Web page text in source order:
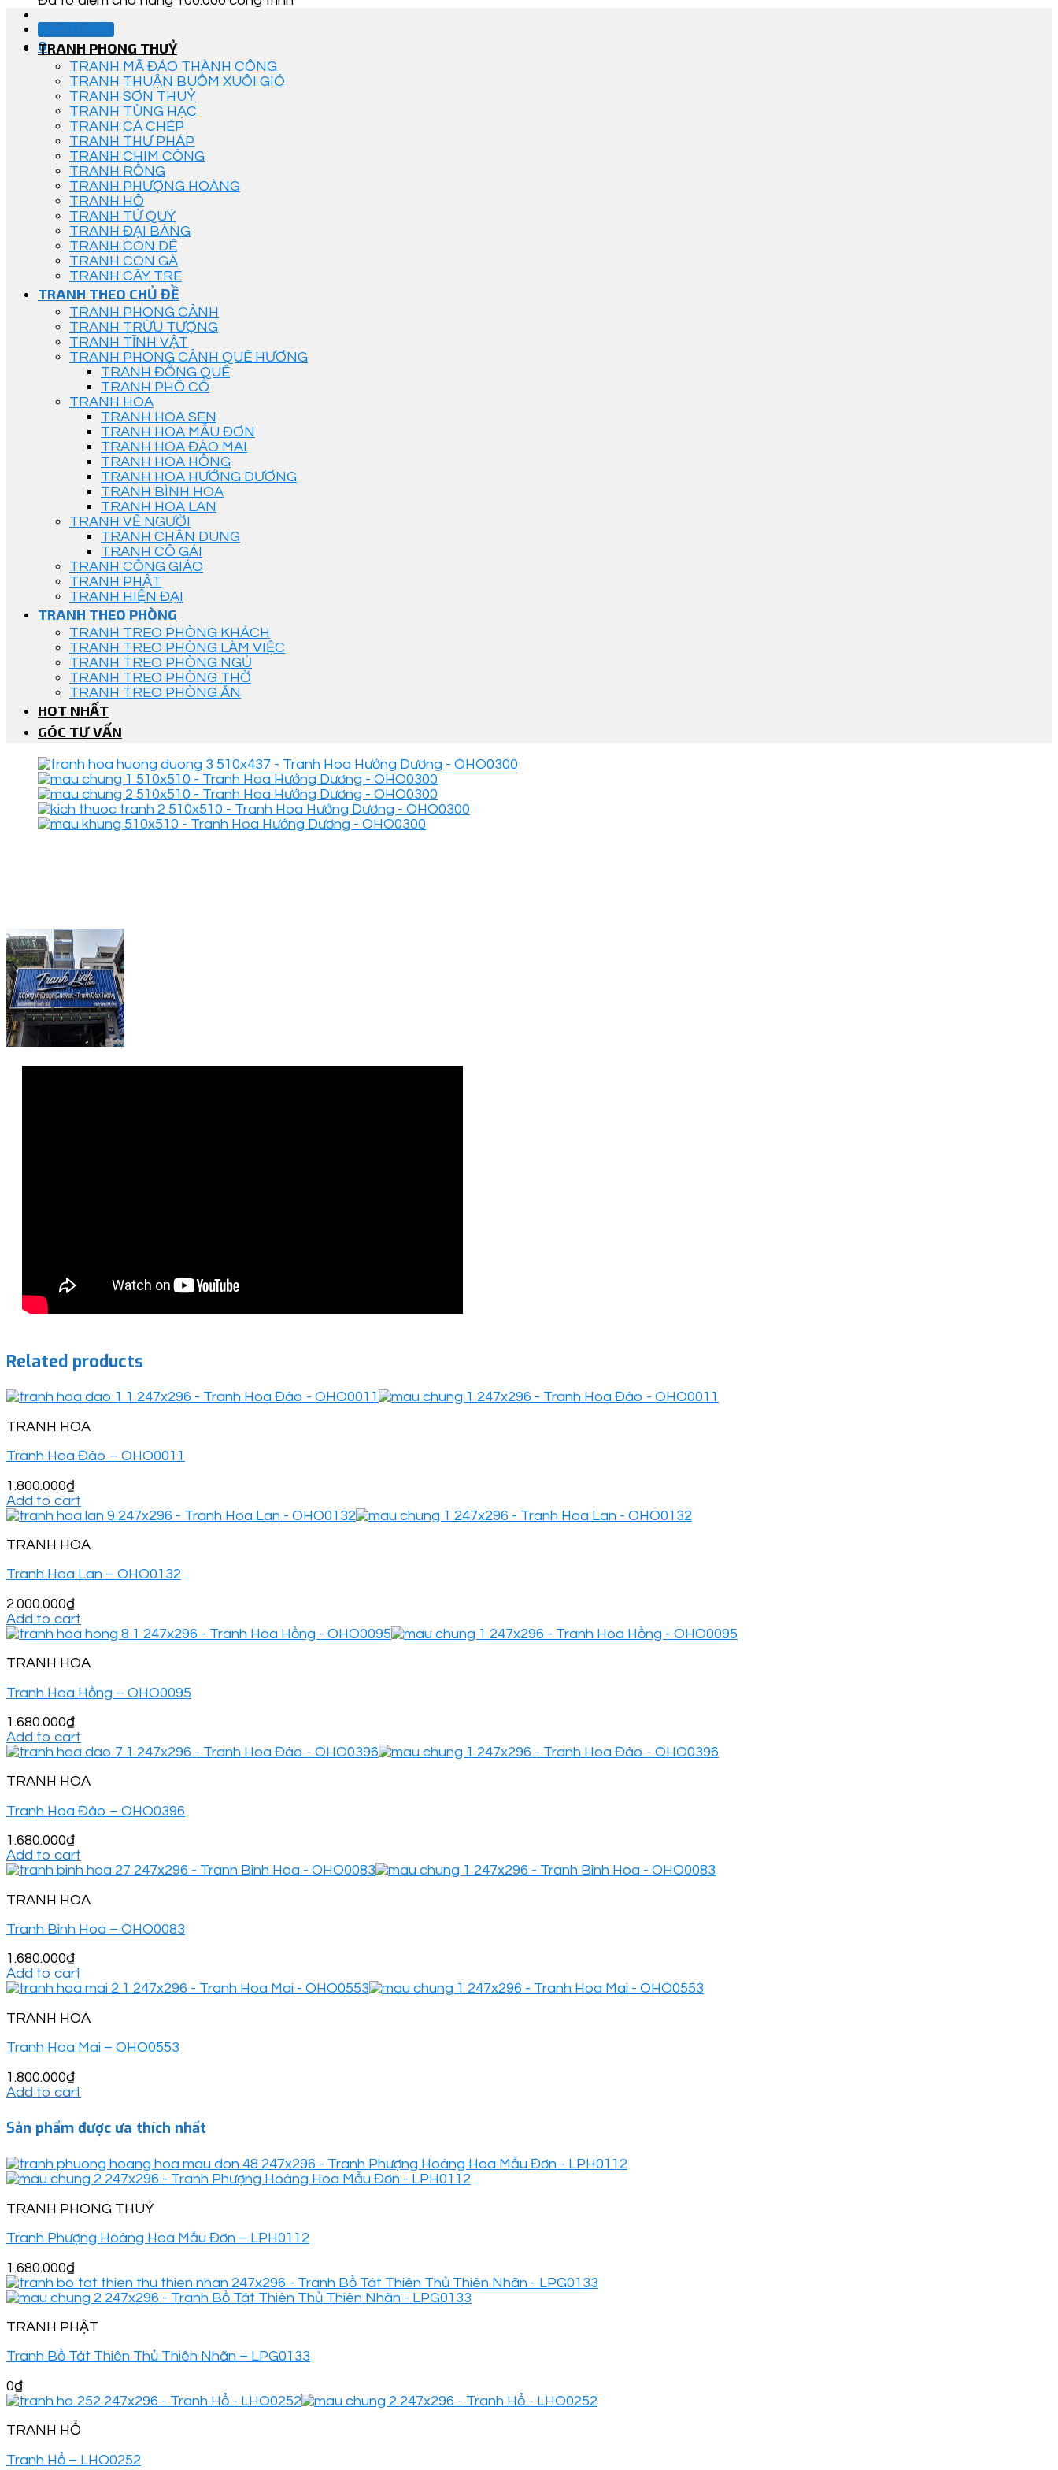
Góc Tư Vấn
0
TRANH PHONG THUỶ
TRANH MÃ ĐÁO THÀNH CÔNG
TRANH THUẬN BUỒM XUÔI GIÓ
TRANH SƠN THUỶ
TRANH TÙNG HẠC
TRANH CÁ CHÉP
TRANH THƯ PHÁP
TRANH CHIM CÔNG
TRANH RỒNG
TRANH PHƯỢNG HOÀNG
TRANH HỔ
TRANH TỨ QUÝ
TRANH ĐẠI BÀNG
TRANH CON DÊ
TRANH CON GÀ
TRANH CÂY TRE
TRANH THEO CHỦ ĐỀ
TRANH PHONG CẢNH
TRANH TRỪU TƯỢNG
TRANH TĨNH VẬT
TRANH PHONG CẢNH QUÊ HƯƠNG
TRANH ĐỒNG QUÊ
TRANH PHỐ CỔ
TRANH HOA
TRANH HOA SEN
TRANH HOA MẪU ĐƠN
TRANH HOA ĐÀO MAI
TRANH HOA HỒNG
TRANH HOA HƯỚNG DƯƠNG
TRANH BÌNH HOA
TRANH HOA LAN
TRANH VẼ NGƯỜI
TRANH CHÂN DUNG
TRANH CÔ GÁI
TRANH CÔNG GIÁO
TRANH PHẬT
TRANH HIỆN ĐẠI
TRANH THEO PHÒNG
TRANH TREO PHÒNG KHÁCH
TRANH TREO PHÒNG LÀM VIỆC
TRANH TREO PHÒNG NGỦ
TRANH TREO PHÒNG THỜ
TRANH TREO PHÒNG ĂN
HOT NHẤT
GÓC TƯ VẤN
Related products
TRANH HOA
Tranh Hoa Đào – OHO0011
1.800.000₫
Add to cart
TRANH HOA
Tranh Hoa Lan – OHO0132
2.000.000₫
Add to cart
TRANH HOA
Tranh Hoa Hồng – OHO0095
1.680.000₫
Add to cart
TRANH HOA
Tranh Hoa Đào – OHO0396
1.680.000₫
Add to cart
TRANH HOA
Tranh Bình Hoa – OHO0083
1.680.000₫
Add to cart
TRANH HOA
Tranh Hoa Mai – OHO0553
1.800.000₫
Add to cart
Sản phẩm được ưa thích nhất
TRANH PHONG THUỶ
Tranh Phượng Hoàng Hoa Mẫu Đơn – LPH0112
1.680.000₫
TRANH PHẬT
Tranh Bồ Tát Thiên Thủ Thiên Nhãn – LPG0133
0₫
TRANH HỔ
Tranh Hổ – LHO0252